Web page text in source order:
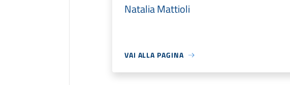
Natalia Mattioli
VAI ALLA PAGINA